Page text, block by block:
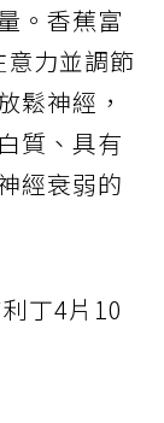
。香蕉富
力並調節
鬆神經，
質、具有
經衰弱的
丁4片10